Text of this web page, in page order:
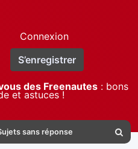
Connexion
S’enregistrer
des Freenautes: bons
et astuces !
sans réponse